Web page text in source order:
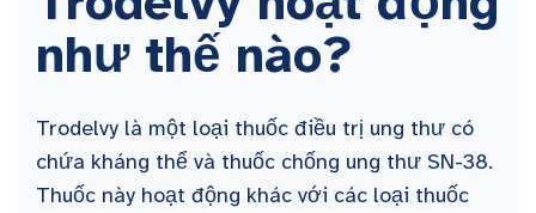
như thế nào?
Trodelvy là một loại thuốc điều trị ung thư có
chứa kháng thể và thuốc chống ung thư SN-38.
Thuốc này hoạt động khác với các loại thuốc